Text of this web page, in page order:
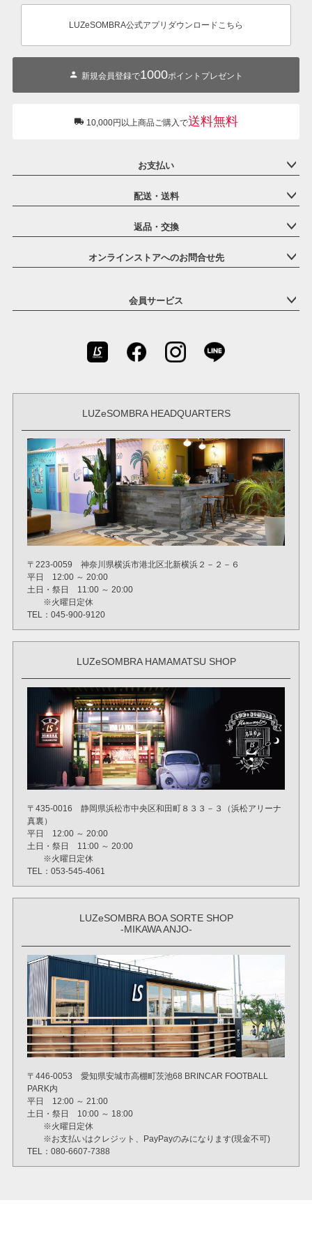
ジト
LUZeSOMBRA公式アプリダウンロードこちら
新規会員登録で1000ポイントプレゼント
10,000円以上商品ご購入で送料無料
お支払い
配送・送料
返品・交換
オンラインストアへのお問合せ先
会員サービス
LUZeSOMBRA HEADQUARTERS
〒223-0059 神奈川県横浜市港北区北新横浜２－２－６
平日 12:00 ～ 20:00
土日・祭日 11:00 ～ 20:00
※火曜日定休
TEL：045-900-9120
LUZeSOMBRA HAMAMATSU SHOP
〒435-0016 静岡県浜松市中央区和田町８３３－３（浜松アリーナ
真裏）
平日 12:00 ～ 20:00
土日・祭日 11:00 ～ 20:00
※火曜日定休
TEL：053-545-4061
LUZeSOMBRA BOA SORTE SHOP
-MIKAWA ANJO-
〒446-0053 愛知県安城市高棚町茨池68 BRINCAR FOOTBALL
PARK内
平日 12:00 ～ 21:00
土日・祭日 10:00 ～ 18:00
※火曜日定休
※お支払いはクレジット、PayPayのみになります(現金不可)
TEL：080-6607-7388